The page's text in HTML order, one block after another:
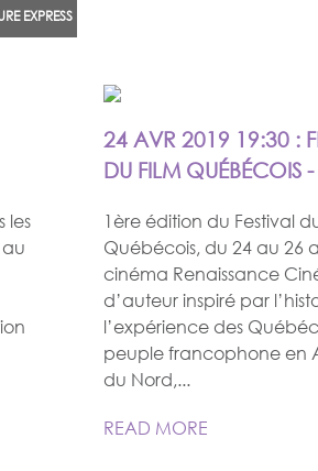
EXPRESS
les
24 AVR 2019 19:30 :
DU FILM QUÉBÉCOIS -
1ère édition du Festival
Québécois, du 24 au 26
cinéma Renaissance
d’auteur inspiré par
l’expérience des
peuple francophone en
du Nord,...
READ MORE